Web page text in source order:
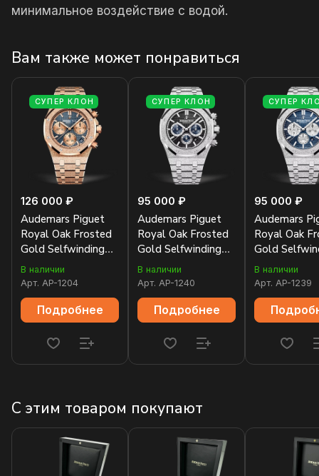
минимальное воздействие с водой.
Вам также может понравиться
СУПЕР КЛОН
126 000 ₽
Audemars Piguet
Royal Oak Frosted
Gold Selfwinding
Chronograph
26239OR.GG.1224OR.01
В наличии
Арт. AP-1204
Подробнее
СУПЕР КЛОН
95 000 ₽
Audemars Piguet
Royal Oak Frosted
Gold Selfwinding
Chronograph
26331BC.GG.1224BC.03
В наличии
Арт. AP-1240
Подробнее
СУПЕР
95 000 ₽
Audemars
Royal Oak
Gold
Chronograph
В наличии
Арт. AP-1239
С этим товаром покупают